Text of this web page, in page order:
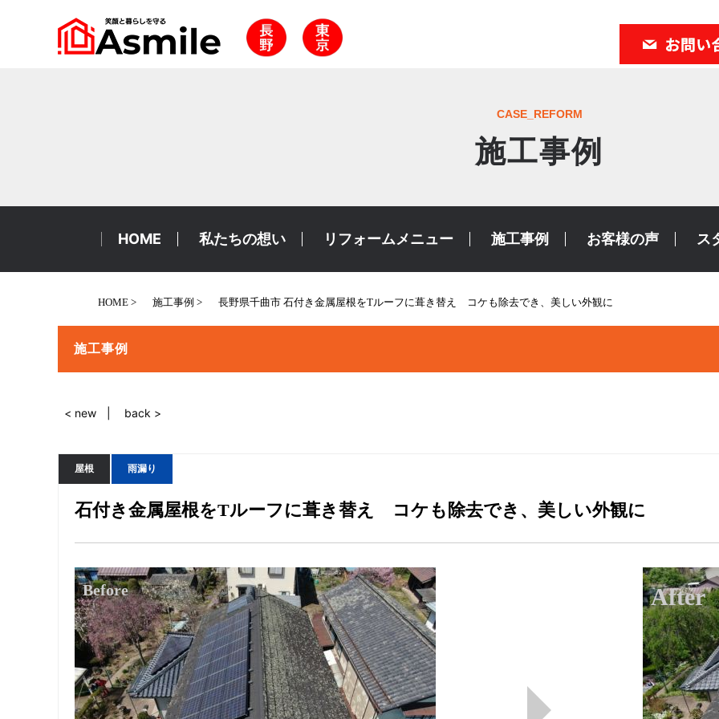
CASE_REFORM
施工事例
HOME 私たちの想い リフォームメニュー 施工事例 お客様の声 ス
HOME 施工事例 長野県千曲市 石付き金属屋根をTルーフに葺き替え コケも除去でき、美しい外観に
施工事例
< new back >
屋根 雨漏り
石付き金属屋根をTルーフに葺き替え コケも除去でき、美しい外観に